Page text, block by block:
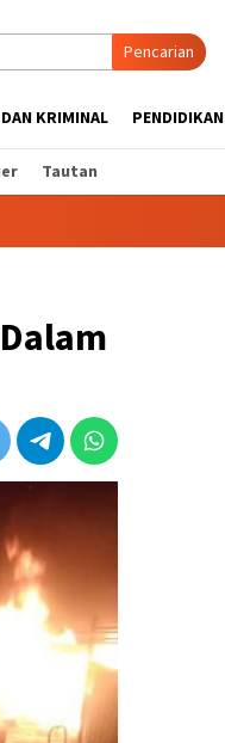
Pencarian
KRIMINAL PENDIDIKAN
Tautan